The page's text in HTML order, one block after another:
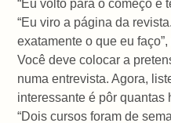
“Eu volto para o começo e
“Eu viro a página da
exatamente o que eu
Você deve colocar a
numa entrevista. Agora,
interessante é pôr quantas
“Dois cursos foram de